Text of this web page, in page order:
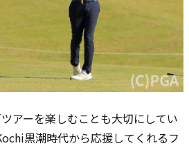
アーを楽しむことも大切にしてい
黒潮時代から応援してくれるフ